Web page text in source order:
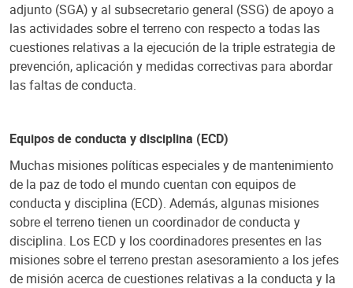
adjunto (SGA) y al subsecretario general (SSG) de apoyo a
las actividades sobre el terreno con respecto a todas las
cuestiones relativas a la ejecución de la triple estrategia de
prevención, aplicación y medidas correctivas para abordar
las faltas de conducta.
Equipos de conducta y disciplina (ECD)
Muchas misiones políticas especiales y de mantenimiento
de la paz de todo el mundo cuentan con equipos de
conducta y disciplina (ECD). Además, algunas misiones
sobre el terreno tienen un coordinador de conducta y
disciplina. Los ECD y los coordinadores presentes en las
misiones sobre el terreno prestan asesoramiento a los jefes
de misión acerca de cuestiones relativas a la conducta y la